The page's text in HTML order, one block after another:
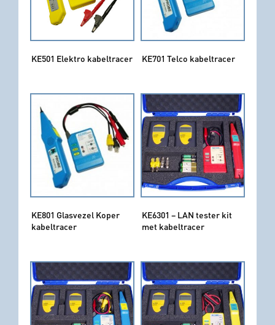
KE501 Elektro kabeltracer KE701 Telco kabeltracer
KE801 Glasvezel Koper
kabeltracer
KE6301 – LAN tester kit
met kabeltracer